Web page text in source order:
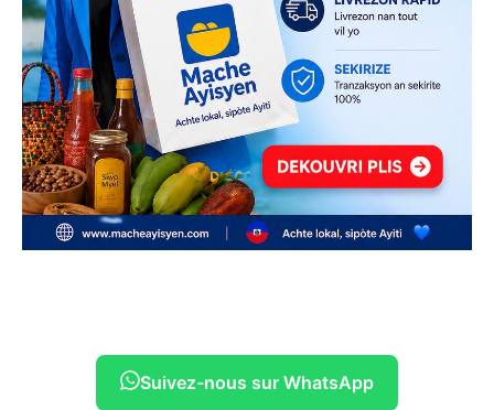
Suivez-nous sur WhatsApp